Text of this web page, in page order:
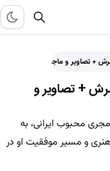
+ تصاویر و ماجرای ازدواجش
+ تصاویر و
محبوب ایرانی، به
و مسیر موفقیت او در